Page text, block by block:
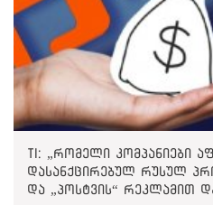
TI: „რომელი კომპანიები
დასანქცირებულ რუსულ
და „პოსტვის“ რეკლამით